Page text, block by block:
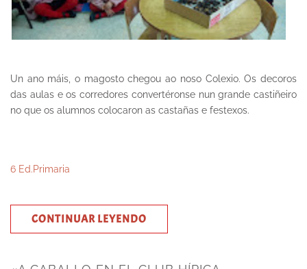
Un ano máis, o magosto chegou ao noso Colexio. Os decoros
das aulas e os corredores convertéronse nun grande castiñeiro
no que os alumnos colocaron as castañas e festexos.
6 Ed.Primaria
CONTINUAR LEYENDO